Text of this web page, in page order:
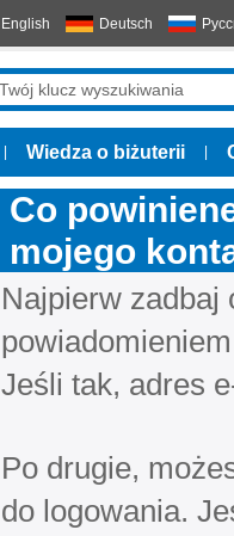
English Deutsch
Wiedza o biżuterii
Co
mojego
Najpierw zadbaj
Jeśli tak, adres
Po drugie,
do logowania.